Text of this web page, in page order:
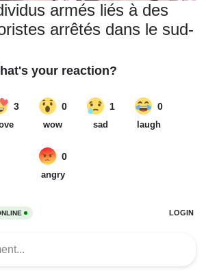
armés liés à des
arrêtés dans le sud-